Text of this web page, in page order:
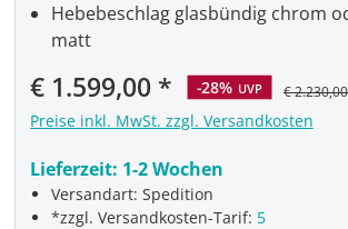
Verkaufspreis:
€ 1.599,00 -28% UVP € 2.230,00
Preise inkl. MwSt. zzgl. Versandkosten
Lieferzeit: 1-2 Wochen
Versandart: Spedition
*zzgl. Versandkosten-Tarif: 5
Hebebeschlag glasbündig chrom
matt